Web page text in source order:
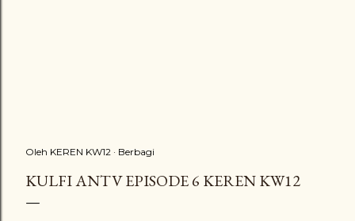
Oleh KEREN KW12 Berbagi
KULFI ANTV EPISODE 6 KEREN KW12